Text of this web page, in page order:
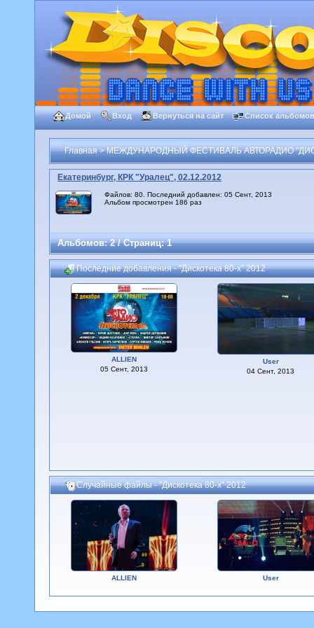
Домой Вход Вернуться на сайт Список альбомов
Главная>МЕЖДУНАРОДНЫЙ ФЕСТИВАЛЬ АВТОРАДИО
Екатеринбург, КРК "Уралец", 02.12.2012
Файлов: 80. Последний добавлен: 05 Сент, 2013
Альбом просмотрен 186 раз
Альбомов: 2 / Страниц: 1
Последние добавления - "Дискотека 80-х" 2012
ALLIEN
05 Сент, 2013
User
04 Сент, 2013
Случайные файлы - "Дискотека 80-х" 2012
ALLIEN User